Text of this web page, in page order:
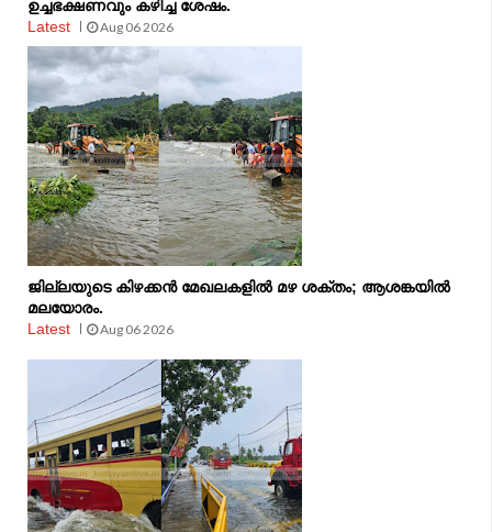
ഉച്ചഭക്ഷണവും കഴിച്ച ശേഷം.
Latest
Aug 06 2026
ജില്ലയുടെ കിഴക്കൻ മേഖലകളിൽ മഴ ശക്തം; ആശങ്കയിൽ
മലയോരം.
Latest
Aug 06 2026